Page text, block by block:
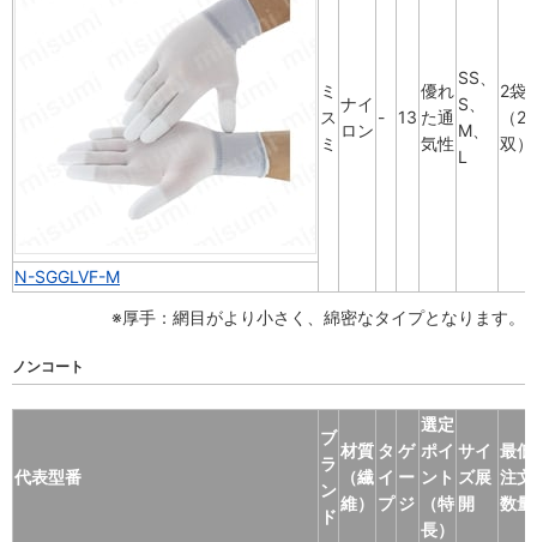
ミ
ス
ミ
ナイ
ロン
- 13
優れ
た通
気性
SS、
S、
M、
L
2袋
（20
双）
N-SGGLVF-M
※厚手：網目がより小さく、綿密なタイプとなります。
ノンコート
代表型番
ブ
ラ
ン
ド
材質
（繊
維）
タ
イ
プ
ゲ
ー
ジ
選定
ポイ
ント
（特
長）
サイ
ズ展
開
最低
注文
数量